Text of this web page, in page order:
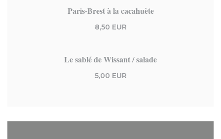
Paris-Brest à la cacahuète
8,50 EUR
Le sablé de Wissant / salade
5,00 EUR